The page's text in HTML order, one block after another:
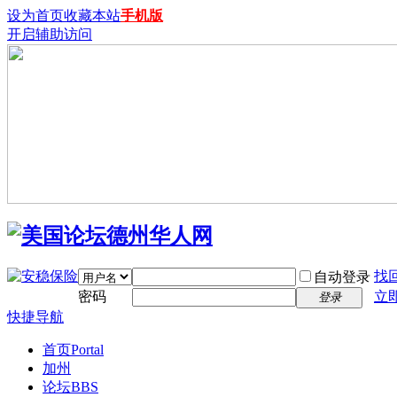
设为首页收藏本站手机版
开启辅助访问
自动登录 找
密码
登录
立
快捷导航
首页Portal
加州
论坛BBS